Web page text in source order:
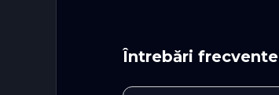
Întrebări frecvente